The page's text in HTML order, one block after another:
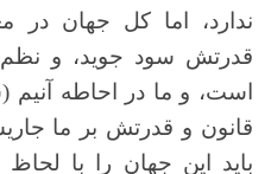
ندارد، اما کل جهان در
قدرتش سود جوید، و
است، و ما در احاطه
قانون و قدرتش بر ما
باید این جهان را با